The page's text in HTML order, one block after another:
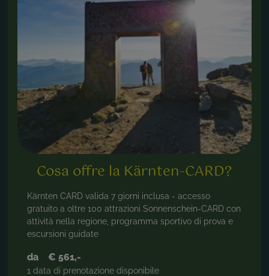
Cosa offre la Kärnten-CARD?
Kärnten CARD valida 7 giorni inclusa - accesso
gratuito a oltre 100 attrazioni Sonnenschein-CARD con
attività nella regione, programma sportivo di prova e
escursioni guidate
da € 561,-
1 data di prenotazione disponibile